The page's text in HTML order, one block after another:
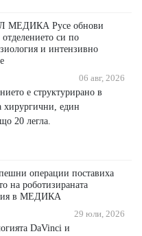
МЕДИКА Русе обнови
отделението си по
и интензивно
06 авг, 2026
е структурирано в
хирургични, един
20 легла.
операции поставиха
на роботизираната
в МЕДИКА
29 юли, 2026
DaVinci и